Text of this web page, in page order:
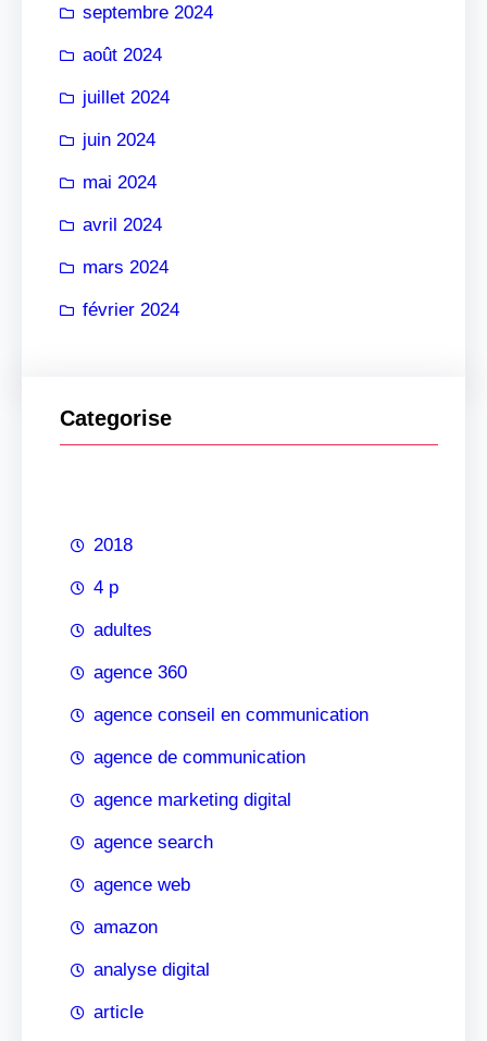
septembre 2024
août 2024
juillet 2024
juin 2024
mai 2024
avril 2024
mars 2024
février 2024
Categorise
2018
4 p
adultes
agence 360
agence conseil en communication
agence de communication
agence marketing digital
agence search
agence web
amazon
analyse digital
article